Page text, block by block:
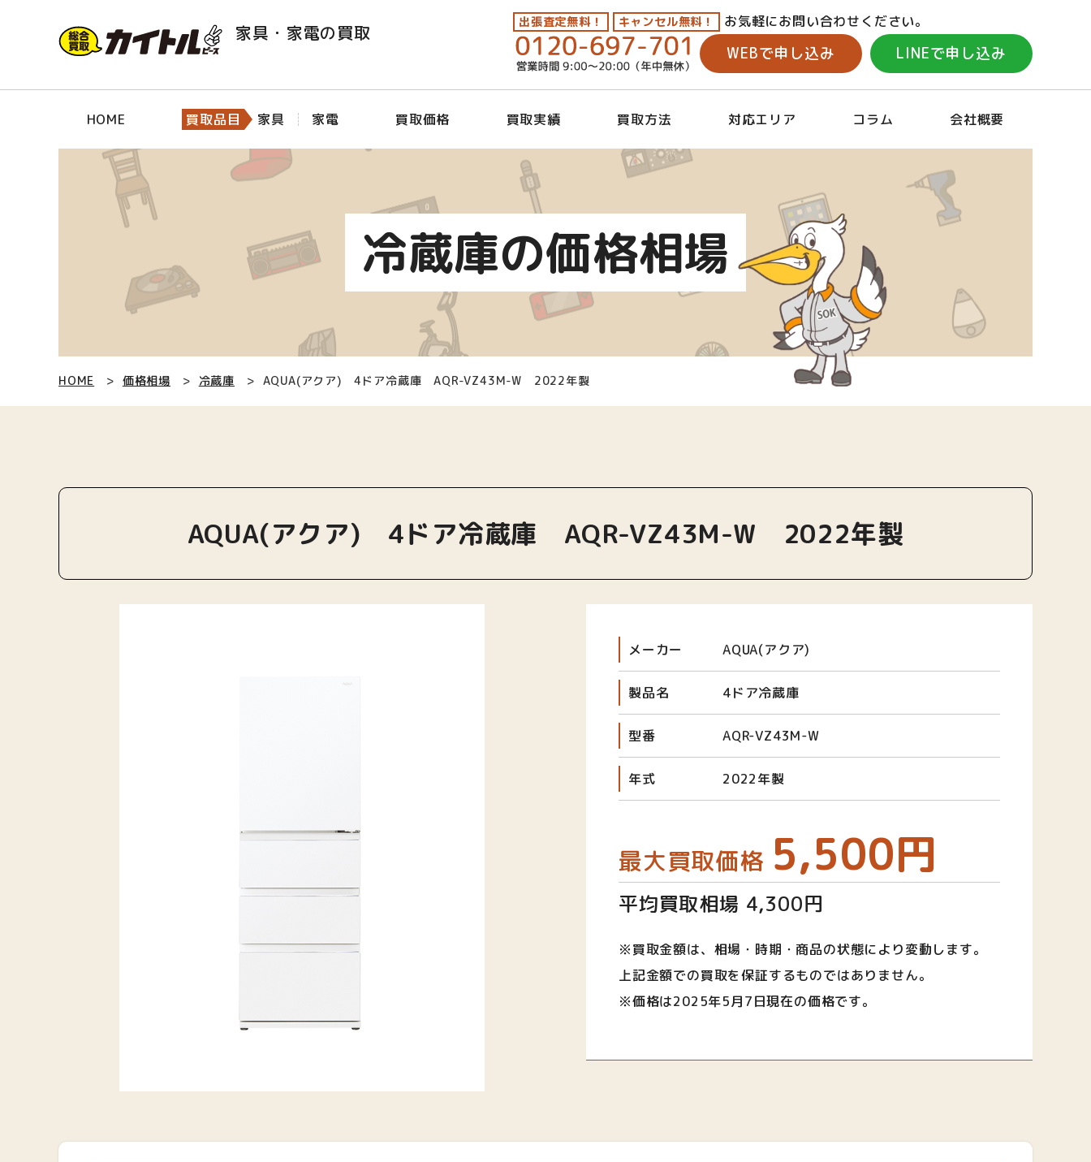
家具・家電の買取 出張査定無料！ キャンセル無料！ お気軽にお問い合わせください。
WEBで申し込み LINEで申し込み
HOME 買取品目 家具 家電 買取価格 買取実績 買取方法 対応エリア コラム 会社概要
冷蔵庫の価格相場
HOME 価格相場 冷蔵庫 AQUA(アクア) 4ドア冷蔵庫 AQR-VZ43M-W 2022年製
AQUA(アクア) 4ドア冷蔵庫 AQR-VZ43M-W 2022年製
メーカー AQUA(アクア)
製品名 4ドア冷蔵庫
型番 AQR-VZ43M-W
年式 2022年製
最大買取価格 5,500円
平均買取相場 4,300円
※買取金額は、相場・時期・商品の状態により変動します。
上記金額での買取を保証するものではありません。
※価格は2025年5月7日現在の価格です。